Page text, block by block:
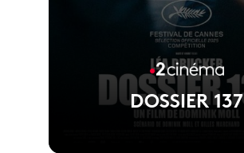
DOSSIER 137